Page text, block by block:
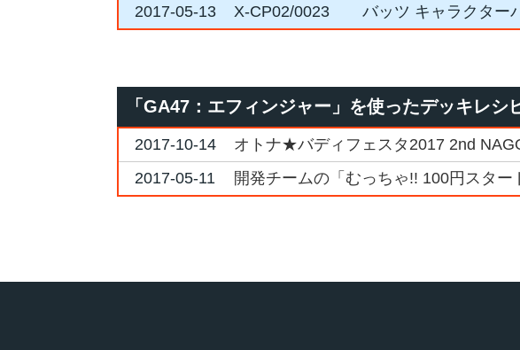
2017-05-13 X-CP02/0023 バッツ キャラクター
「GA47：エフィンジャー」を使ったデッキレシ
2017-10-14
オトナ★バディフェスタ2017 2nd
2017-05-11
開発チームの「むっちゃ!! 100円スター